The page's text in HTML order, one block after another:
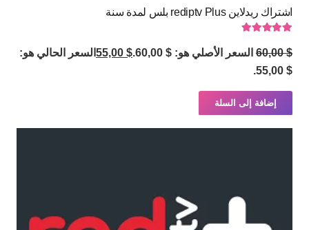
اشتراك ريدلاين rediptv Plus بلس لمدة سنة
$
60,00 السعر الأصلي هو: $ 60,00. $
السعر الحالي هو:
$ 55,00.
إضافة إلى السلة